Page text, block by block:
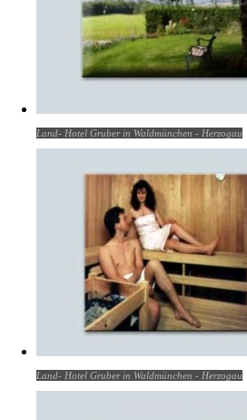
Land- Hotel Gruber in Waldmünchen - Herzogau
Land- Hotel Gruber in Waldmünchen - Herzogau